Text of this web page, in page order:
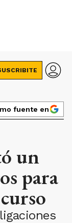
fuente en
un
para